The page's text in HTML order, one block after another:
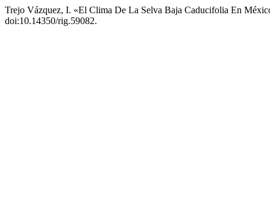
Trejo Vázquez, I. «El Clima De La Selva Baja Caducifolia En
doi:10.14350/rig.59082.